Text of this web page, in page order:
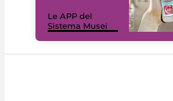
Le APP del
Sistema Musei